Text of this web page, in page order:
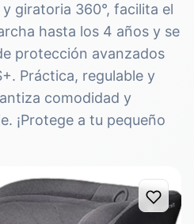
giratoria 360°, facilita el
hasta los 4 años y se
protección avanzados
Práctica, regulable y
comodidad y
¡Protege a tu pequeño